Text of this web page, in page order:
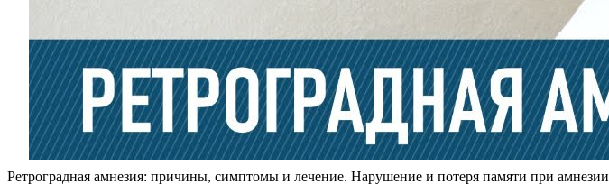
Ретроградная амнезия: причины, симптомы и лечение. Нарушение и потеря памяти при амнезии